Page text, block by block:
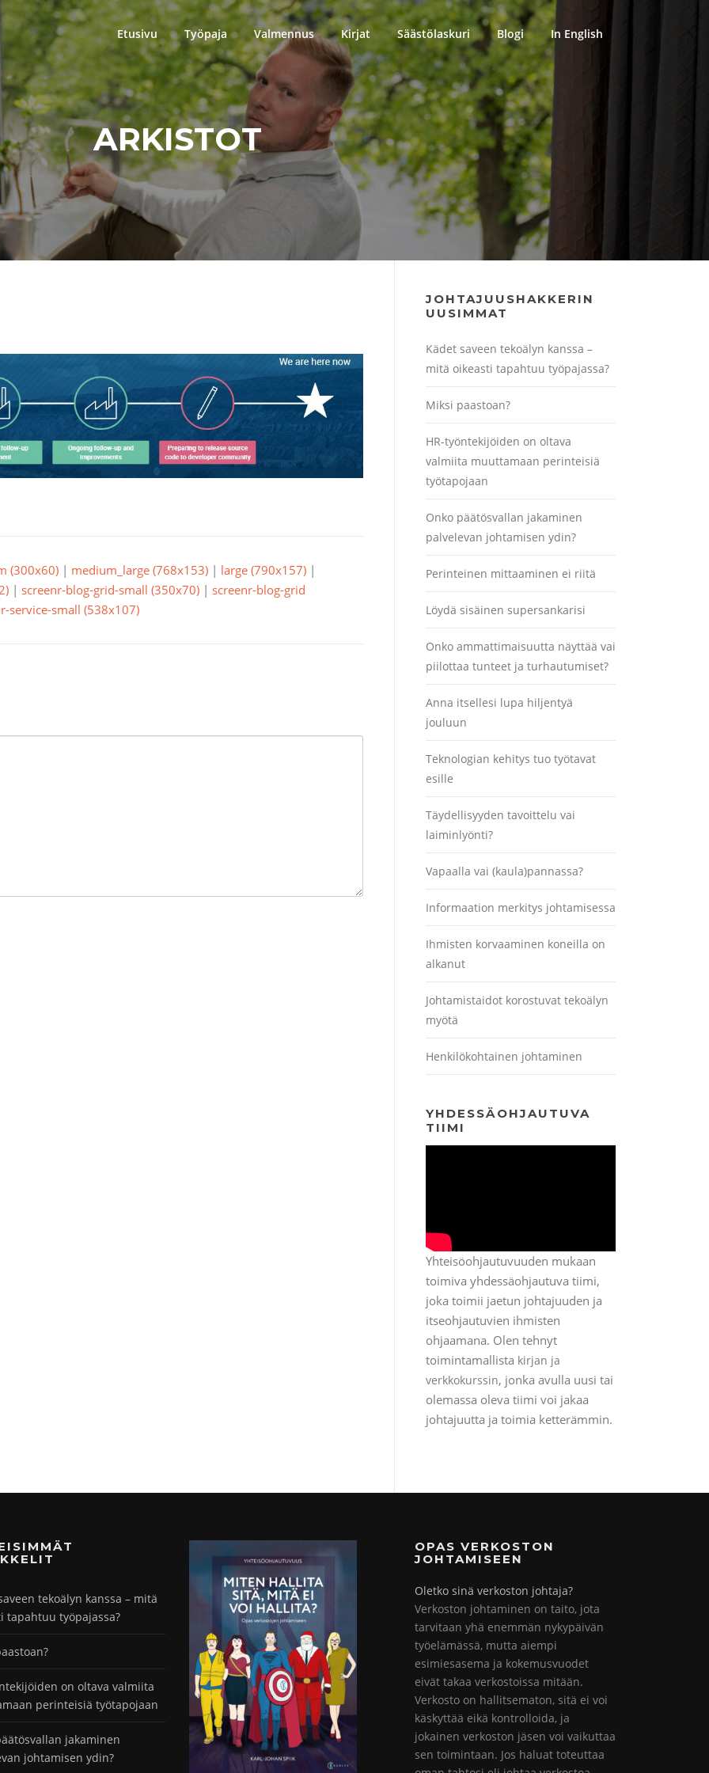
Etusivu Työpaja Valmennus Kirjat Säästölaskuri Blogi In English
ARKISTOT
(300x60) | medium_large (768x153) | large (790x157) |
| screenr-blog-grid-small (350x70) | screenr-blog-grid
service-small (538x107)
JOHTAJUUSHAKKERIN
UUSIMMAT
Kädet saveen tekoälyn kanssa –
mitä oikeasti tapahtuu työpajassa?
Miksi paastoan?
HR-työntekijöiden on oltava
valmiita muuttamaan perinteisiä
työtapojaan
Onko päätösvallan jakaminen
palvelevan johtamisen ydin?
Perinteinen mittaaminen ei riitä
Löydä sisäinen supersankarisi
Onko ammattimaisuutta näyttää vai
piilottaa tunteet ja turhautumiset?
Anna itsellesi lupa hiljentyä
jouluun
Teknologian kehitys tuo työtavat
esille
Täydellisyyden tavoittelu vai
laiminlyönti?
Vapaalla vai (kaula)pannassa?
Informaation merkitys johtamisessa
Ihmisten korvaaminen koneilla on
alkanut
Johtamistaidot korostuvat tekoälyn
myötä
Henkilökohtainen johtaminen
YHDESSÄOHJAUTUVA
TIIMI
Yhteisöohjautuvuuden mukaan
toimiva yhdessäohjautuva tiimi,
joka toimii jaetun johtajuuden ja
itseohjautuvien ihmisten
ohjaamana. Olen tehnyt
toimintamallista kirjan ja
verkkokurssin, jonka avulla uusi tai
olemassa oleva tiimi voi jakaa
johtajuutta ja toimia ketterämmin.
tekoälyn kanssa – mitä
tapahtuu työpajassa?
on oltava valmiita
perinteisiä työtapojaan
jakaminen
johtamisen ydin?
OPAS VERKOSTON
JOHTAMISEEN
Oletko sinä verkoston johtaja?
Verkoston johtaminen on taito, jota
tarvitaan yhä enemmän nykypäivän
työelämässä, mutta aiempi
esimiesasema ja kokemusvuodet
eivät takaa verkostoissa mitään.
Verkosto on hallitsematon, sitä ei voi
käskyttää eikä kontrolloida, ja
jokainen verkoston jäsen voi vaikuttaa
sen toimintaan. Jos haluat toteuttaa